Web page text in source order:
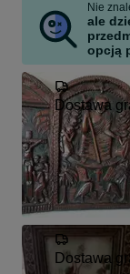
Nie
ale
opcją
Dostawa
Dostawa